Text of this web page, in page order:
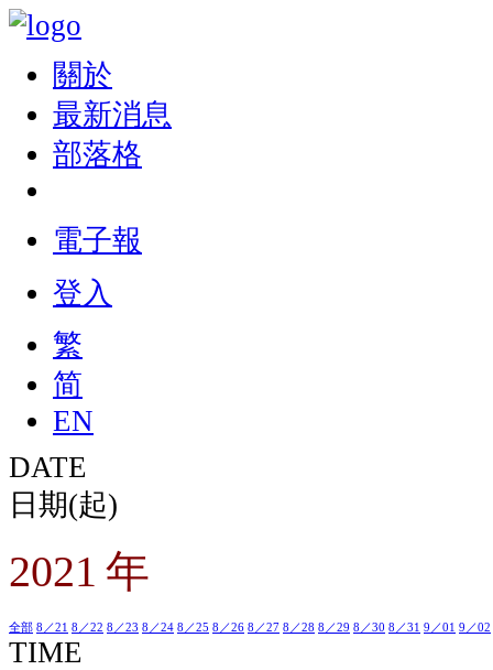
關於
最新消息
部落格
電子報
登入
繁
简
EN
DATE
日期(起)
2021 年
全部 8／21 8／22 8／23 8／24 8／25 8／26 8／27 8／28 8／29 8／30 8／31 9／01 9／02
TIME